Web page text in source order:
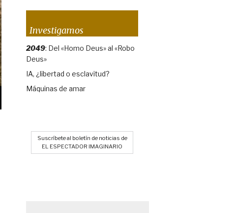
Investigamos
2049: Del «Homo Deus» al «Robo
Deus»
IA, ¿libertad o esclavitud?
Máquinas de amar
Suscríbete al boletín de noticias de
EL ESPECTADOR IMAGINARIO